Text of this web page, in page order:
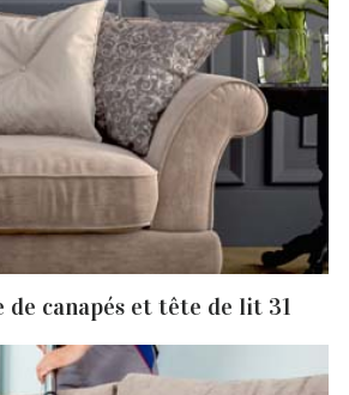
de canapés et tête de lit 31